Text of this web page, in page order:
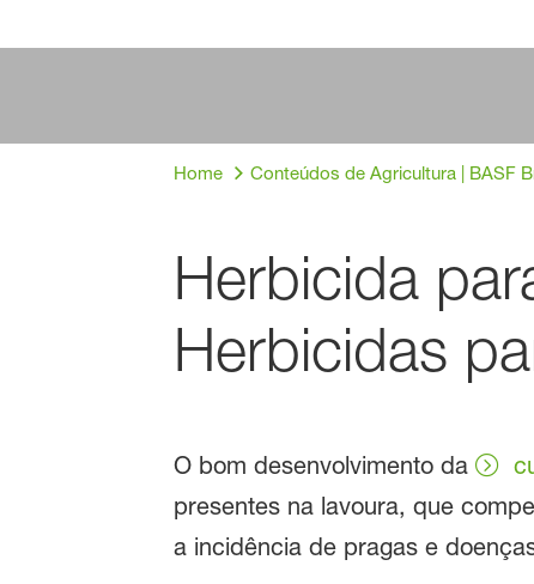
Home Conteúdos de Agricultura | BASF
Herbicida
Herbicidas
O bom desenvolvimento da
presentes na lavoura, que
a incidência de pragas e